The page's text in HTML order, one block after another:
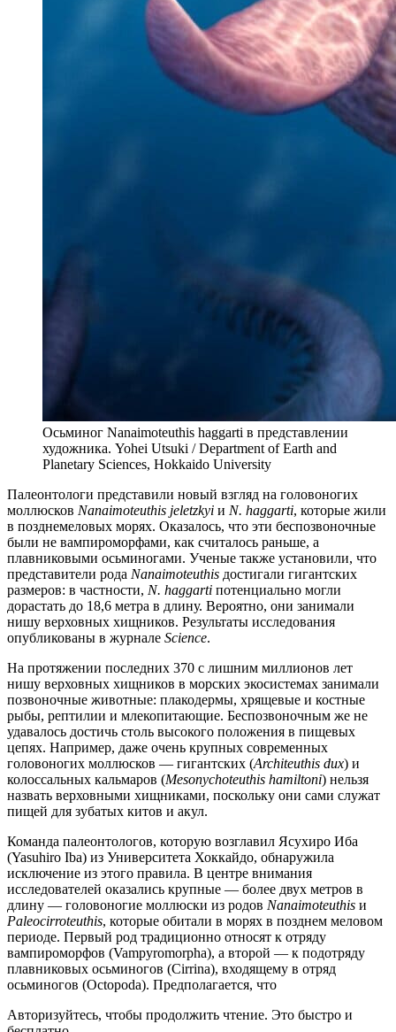
Осьминог Nanaimoteuthis haggarti в представлении
художника. Yohei Utsuki / Department of Earth and
Planetary Sciences, Hokkaido University
Палеонтологи представили новый взгляд на головоногих
моллюсков Nanaimoteuthis jeletzkyi и N. haggarti, которые жили
в позднемеловых морях. Оказалось, что эти беспозвоночные
были не вампироморфами, как считалось раньше, а
плавниковыми осьминогами. Ученые также установили, что
представители рода Nanaimoteuthis достигали гигантских
размеров: в частности, N. haggarti потенциально могли
дорастать до 18,6 метра в длину. Вероятно, они занимали
нишу верховных хищников. Результаты исследования
опубликованы в журнале Science.
На протяжении последних 370 c лишним миллионов лет
нишу верховных хищников в морских экосистемах занимали
позвоночные животные: плакодермы, хрящевые и костные
рыбы, рептилии и млекопитающие. Беспозвоночным же не
удавалось достичь столь высокого положения в пищевых
цепях. Например, даже очень крупных современных
головоногих моллюсков — гигантских (Architeuthis dux) и
колоссальных кальмаров (Mesonychoteuthis hamiltoni) нельзя
назвать верховными хищниками, поскольку они сами служат
пищей для зубатых китов и акул.
Команда палеонтологов, которую возглавил Ясухиро Иба
(Yasuhiro Iba) из Университета Хоккайдо, обнаружила
исключение из этого правила. В центре внимания
исследователей оказались крупные — более двух метров в
длину — головоногие моллюски из родов Nanaimoteuthis и
Paleocirroteuthis, которые обитали в морях в позднем меловом
периоде. Первый род традиционно относят к отряду
вампироморфов (Vampyromorpha), а второй — к подотряду
плавниковых осьминогов (Cirrina), входящему в отряд
осьминогов (Octopoda). Предполагается, что
Авторизуйтесь, чтобы продолжить чтение. Это быстро и